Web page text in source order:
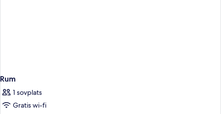
Rum
1 sovplats
Gratis wi-fi